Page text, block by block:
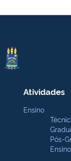
Atividades
Ensino
Pós-